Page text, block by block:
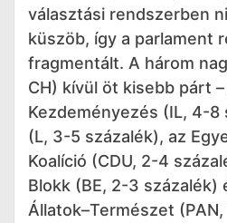
választási rendszerben
küszöb, így a parlament
fragmentált. A három
CH) kívül öt kisebb párt
Kezdeményezés (IL, 4-8
(L, 3-5 százalék), az
Koalíció (CDU, 2-4
Blokk (BE, 2-3 százalék)
Állatok–Természet